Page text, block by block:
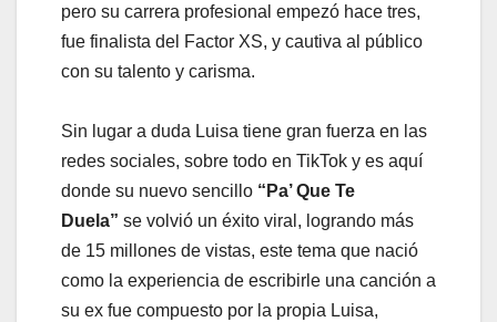
pero su carrera profesional empezó hace tres,
fue finalista del Factor XS, y cautiva al público
con su talento y carisma.
Sin lugar a duda Luisa tiene gran fuerza en las
redes sociales, sobre todo en TikTok y es aquí
donde su nuevo sencillo “Pa’ Que Te
Duela” se volvió un éxito viral, logrando más
de 15 millones de vistas, este tema que nació
como la experiencia de escribirle una canción a
su ex fue compuesto por la propia Luisa,